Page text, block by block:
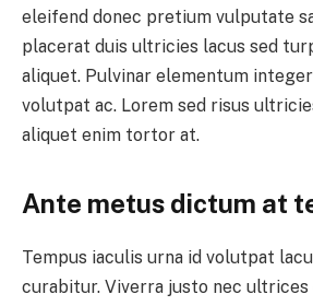
eleifend donec pretium vulputate
placerat duis ultricies lacus sed
aliquet. Pulvinar elementum
volutpat ac. Lorem sed risus
aliquet enim tortor at.
Ante metus dictum at
Tempus iaculis urna id volutpat
curabitur. Viverra justo nec ultrices